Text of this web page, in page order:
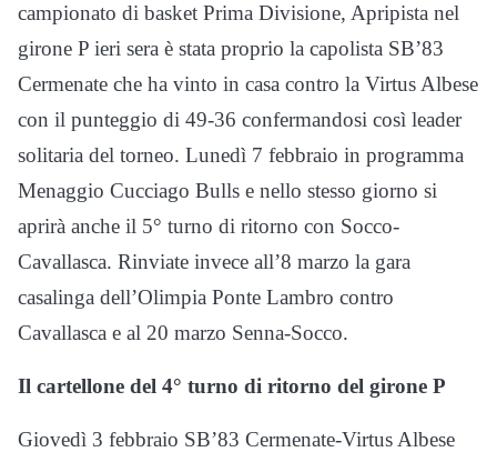
campionato di basket Prima Divisione, Apripista nel
girone P ieri sera è stata proprio la capolista SB’83
Cermenate che ha vinto in casa contro la Virtus Albese
con il punteggio di 49-36 confermandosi così leader
solitaria del torneo. Lunedì 7 febbraio in programma
Menaggio Cucciago Bulls e nello stesso giorno si
aprirà anche il 5° turno di ritorno con Socco-
Cavallasca. Rinviate invece all’8 marzo la gara
casalinga dell’Olimpia Ponte Lambro contro
Cavallasca e al 20 marzo Senna-Socco.
Il cartellone del 4° turno di ritorno del girone P
Giovedì 3 febbraio SB’83 Cermenate-Virtus Albese